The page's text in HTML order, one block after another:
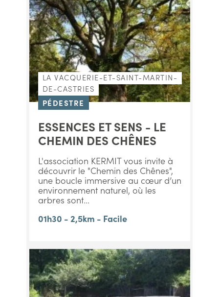
LA VACQUERIE-ET-SAINT-MARTIN-
DE-CASTRIES
PÉDESTRE
ESSENCES ET SENS - LE
CHEMIN DES CHÊNES
L'association KERMIT vous invite à
découvrir le "Chemin des Chênes",
une boucle immersive au cœur d’un
environnement naturel, où les
arbres sont...
01h30 - 2,5km - Facile